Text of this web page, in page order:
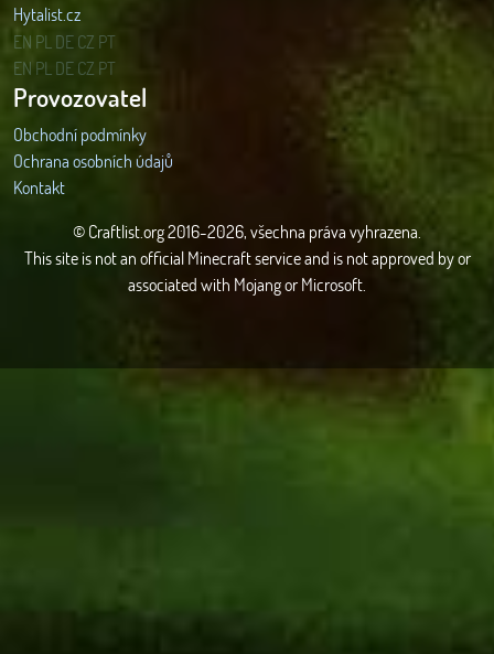
Hytalist.cz
Hytamods.org
EN PL DECZ PT
EN PL DECZ PT
Provozovatel
Obchodní podmínky
Ochrana osobních údajů
Kontakt
© Craftlist.org 2016-2026, všechna práva vyhrazena.
This site is not an official Minecraft service and is not approved by or
associated with Mojang or Microsoft.